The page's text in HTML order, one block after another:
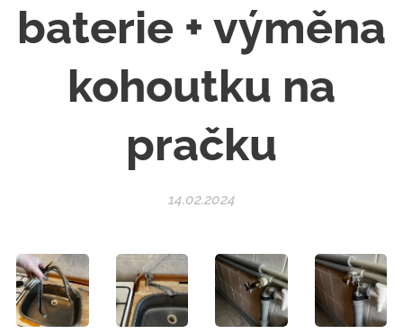
baterie + výměna
kohoutku na
pračku
14.02.2024